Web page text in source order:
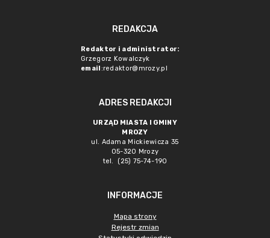
REDAKCJA
Redaktor i administrator:
Grzegorz Kowalczyk
email :redaktor@mrozy.pl
ADRES REDAKCJI
URZĄD MIASTA I GMINY
MROZY
ul. Adama Mickiewicza 35
05-320 Mrozy
tel. (25) 75-74-190
INFORMACJE
Mapa strony
Rejestr zmian